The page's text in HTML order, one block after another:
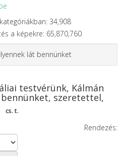
34,908
a képekre: 65,870,760
lát bennünket
testvérünk, Kálmán
szeretettel,
cs. t.
Rendezés: